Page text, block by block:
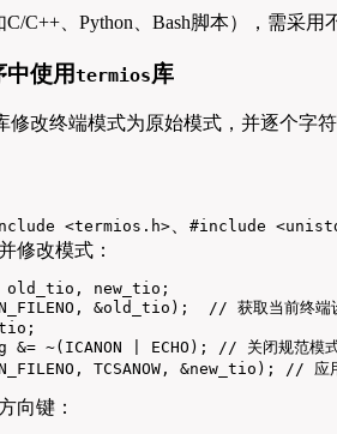
C++、Python、Bash脚本），需采
使用termios库
修改终端模式为原始模式，并逐个字
<termios.h> #include
修改模式：
new_tio;
&old_tio);  // 获取当前终端
~(ICANON | ECHO); // 关闭规范模式
TCSANOW, &new_tio); // 应
向键：